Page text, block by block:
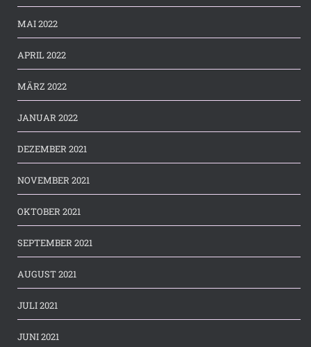
MAI 2022
APRIL 2022
MÄRZ 2022
JANUAR 2022
DEZEMBER 2021
NOVEMBER 2021
OKTOBER 2021
SEPTEMBER 2021
AUGUST 2021
JULI 2021
JUNI 2021